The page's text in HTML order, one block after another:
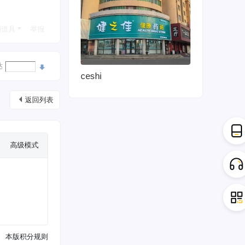
返回列表
高级模式
本版积分规则
ceshi